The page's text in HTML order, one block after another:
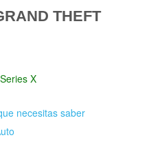
THEFT
X
necesitas saber